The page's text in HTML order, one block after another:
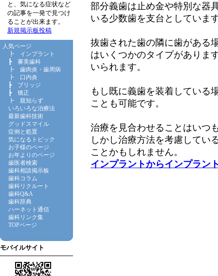
と、気になる症状など
の記事を一発で見つけ
ることが出来ます。
新規掲示板投稿
人気ページ
┣ インプラント
┣ 審美歯科
┣ 歯肉炎・歯周病
┣ 口内炎
┣ ブリッジ
┣ 矯正
┣ 親知らず
いろいろな治療法
最新歯科技術
グッドスマイル
症例と処置
気になるトピック
お子様のページ
お年よりのページ
歯医者検索
歯科相談掲示板
歯科コラム
歯科リクルート
歯科Q&A
歯科辞典
ハーネット通信
歯科リンク集
TOPページ
モバイルサイト
部分義歯は止め金や特別な器
いる少数歯を支台としていま
抜歯された歯の隣に歯がある
はいくつかのタイプがありま
いられます。
もし既に義歯を装着している
ことも可能です。
治療を見合わせることはいつ
しかし治療方法を考慮してい
ことかもしれません。
インプラントからインプラン